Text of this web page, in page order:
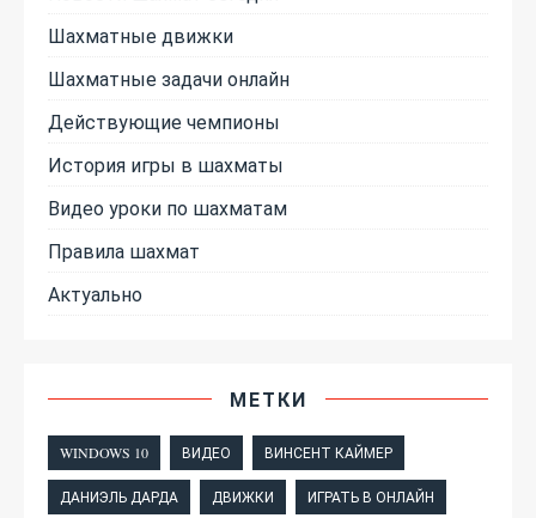
Шахматные движки
Шахматные задачи онлайн
Действующие чемпионы
История игры в шахматы
Видео уроки по шахматам
Правила шахмат
Актуально
МЕТКИ
WINDOWS 10 ВИДЕО ВИНСЕНТ КАЙМЕР
ДАНИЭЛЬ ДАРДА ДВИЖКИ ИГРАТЬ В ОНЛАЙН